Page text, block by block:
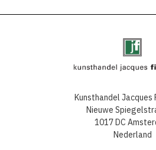
Kunsthandel Jacques
Nieuwe
1017 DC
Nederland